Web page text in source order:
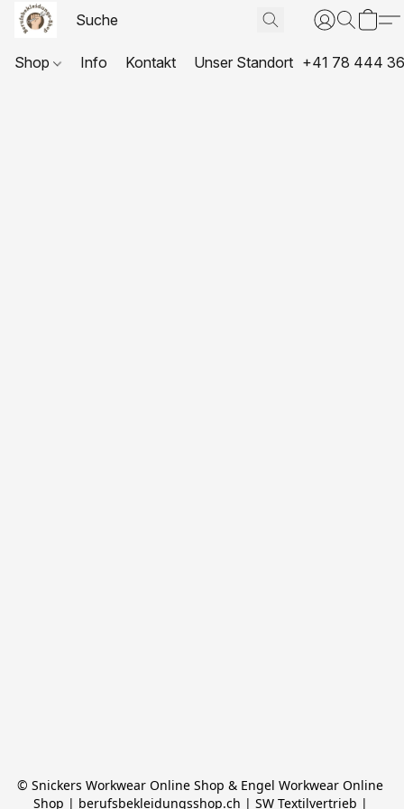
Shop Info Kontakt Unser Standort +41 78 444
© Snickers Workwear Online Shop & Engel Workwear Online
Shop | berufsbekleidungsshop.ch | SW Textilvertrieb |